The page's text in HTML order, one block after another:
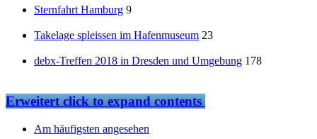
Sternfahrt Hamburg 9
Takelage spleissen im Hafenmuseum 23
debx-Treffen 2018 in Dresden und Umgebung 178
Erweitertclick to expand contents
Am häufigsten angesehen